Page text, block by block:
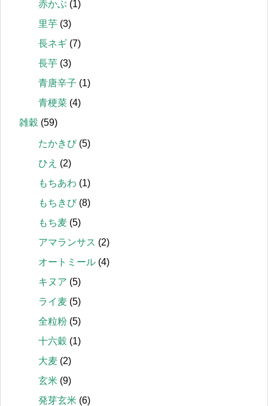
赤かぶ (1)
里芋 (3)
長ネギ (7)
長芋 (3)
青唐辛子 (1)
青梗菜 (4)
雑穀 (59)
たかきび(5)
ひえ (2)
もちあわ (1)
もちきび(8)
もち麦 (5)
アマランサス (2)
オートミール (4)
キヌア (5)
ライ麦 (5)
全粒粉 (5)
十六穀 (1)
大麦 (2)
玄米 (9)
発芽玄米 (6)